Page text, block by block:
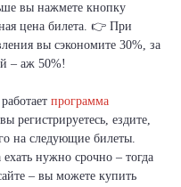
вы нажмете кнопку
цена билета. 👉 При
вы сэкономите 30%, за
– аж 50%!
программа
регистрируетесь, ездите,
на следующие билеты.
нужно срочно – тогда
– вы можете купить